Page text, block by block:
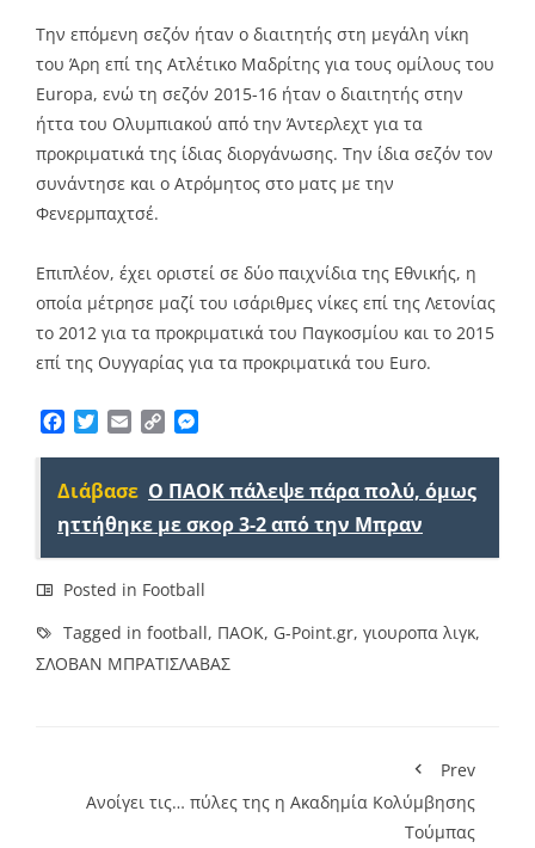
Την επόμενη σεζόν ήταν ο διαιτητής στη μεγάλη νίκη
του Άρη επί της Ατλέτικο Μαδρίτης για τους ομίλους του
Europa, ενώ τη σεζόν 2015-16 ήταν ο διαιτητής στην
ήττα του Ολυμπιακού από την Άντερλεχτ για τα
προκριματικά της ίδιας διοργάνωσης. Την ίδια σεζόν τον
συνάντησε και ο Ατρόμητος στο ματς με την
Φενερμπαχτσέ.
Επιπλέον, έχει οριστεί σε δύο παιχνίδια της Εθνικής, η
οποία μέτρησε μαζί του ισάριθμες νίκες επί της Λετονίας
το 2012 για τα προκριματικά του Παγκοσμίου και το 2015
επί της Ουγγαρίας για τα προκριματικά του Euro.
Facebook
TwitterEmailCopy
Διάβασε Ο ΠΑΟΚ πάλεψε πάρα πολύ, όμως
ηττήθηκε με σκορ 3-2 από την Μπραν
Posted in Football
Tagged in football, ΠΑΟΚ, G-Point.gr, γιουροπα λιγκ,
ΣΛΟΒΑΝ ΜΠΡΑΤΙΣΛΑΒΑΣ
Prev
Ανοίγει τις… πύλες της η Ακαδημία Κολύμβησης
Τούμπας